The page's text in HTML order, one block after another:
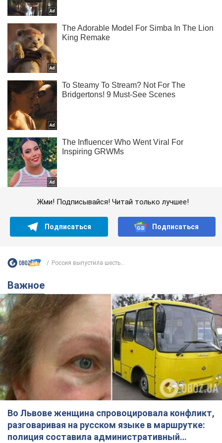
Жми! Подписывайся! Читай только лучшее!
Подписаться Подписаться
Россия выпустила шесть...
Важное
Во Львове женщина спровоцировала конфликт,
разговаривая на русском языке в маршрутке:
полиция составила административный